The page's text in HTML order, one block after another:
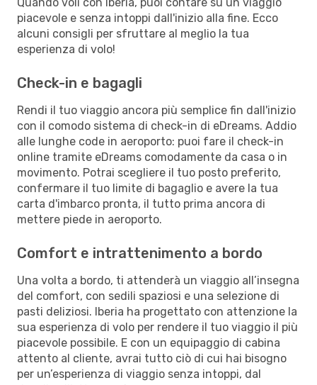
piacevole e senza intoppi dall'inizio alla fine. Ecco
alcuni consigli per sfruttare al meglio la tua
esperienza di volo!
Check-in e bagagli
Rendi il tuo viaggio ancora più semplice fin dall'inizio
con il comodo sistema di check-in di eDreams. Addio
alle lunghe code in aeroporto: puoi fare il check-in
online tramite eDreams comodamente da casa o in
movimento. Potrai scegliere il tuo posto preferito,
confermare il tuo limite di bagaglio e avere la tua
carta d'imbarco pronta, il tutto prima ancora di
mettere piede in aeroporto.
Comfort e intrattenimento a bordo
Una volta a bordo, ti attenderà un viaggio all’insegna
del comfort, con sedili spaziosi e una selezione di
pasti deliziosi. Iberia ha progettato con attenzione la
sua esperienza di volo per rendere il tuo viaggio il più
piacevole possibile. E con un equipaggio di cabina
attento al cliente, avrai tutto ciò di cui hai bisogno
per un’esperienza di viaggio senza intoppi, dal